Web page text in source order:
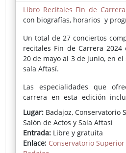
espectro temático del
ambientes brumosos, sin
menos frecuentes.
Libro Recitales Fin de
con biografías, horarios y
Un total de 27 conciertos
recitales Fin de Carrera
20 de mayo al 3 de junio, en
sala Aftasí.
Las especialidades que
carrera en esta edición
composición, percusión, violín,
violonchelo, contrabajo,
Cada concierto será una
técnico y artístico de los
celebración de su trayectoria
Lugar: Badajoz, Conservatorio
Salón de Actos y Sala Aftasí
Entrada: Libre y gratuita
Enlace: Conservatorio